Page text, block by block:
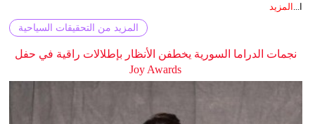
ا...
المزيد
المزيد من التحقيقات السياحية
نجمات الدراما السورية يخطفن الأنظار بإطلالات راقية في حفل
Joy Awards